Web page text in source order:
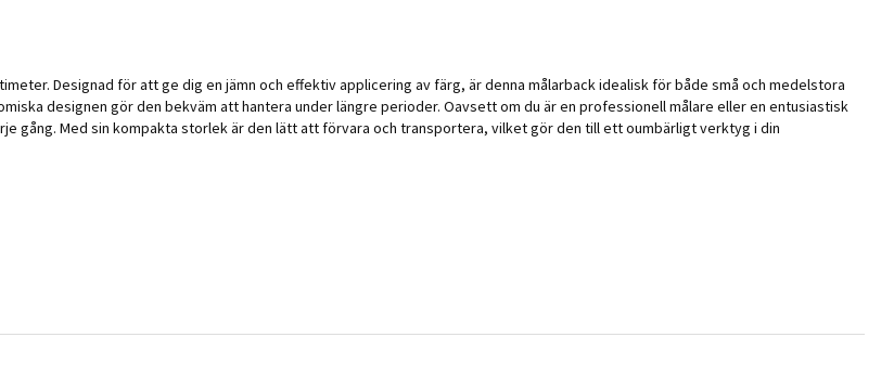
Designad för att ge dig en jämn och effektiv applicering av färg, är denna målarback idealisk för både små och medelstora
designen gör den bekväm att hantera under längre perioder. Oavsett om du är en professionell målare eller en entusiastisk
gång. Med sin kompakta storlek är den lätt att förvara och transportera, vilket gör den till ett oumbärligt verktyg i din